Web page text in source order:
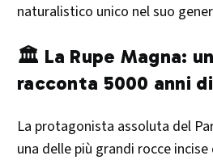
naturalistico unico nel suo
🏛 La Rupe Magna:
racconta 5000 anni
La protagonista assoluta del
una delle più grandi rocce